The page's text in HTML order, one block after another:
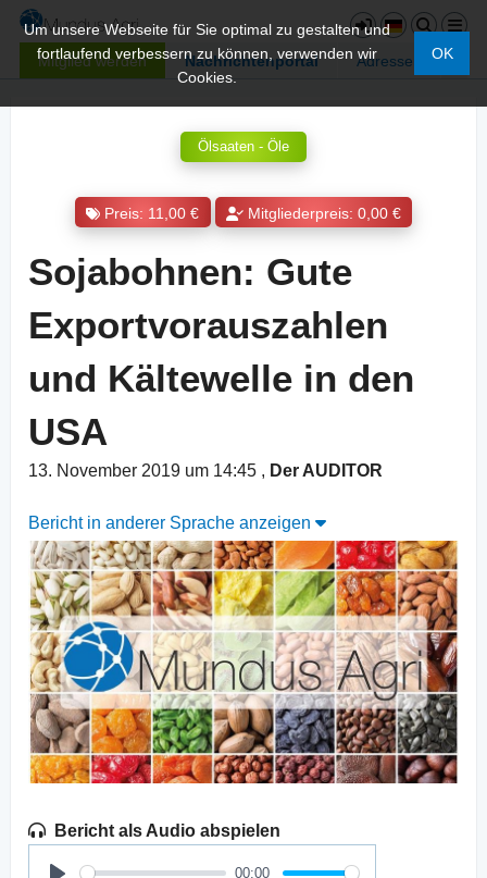
Mitglied werden Nachrichtenportal Adressen
Um unsere Webseite für Sie optimal zu gestalten und
fortlaufend verbessern zu können, verwenden wir
Cookies.
OK
Ölsaaten - Öle
Preis: 11,00 € Mitgliederpreis: 0,00 €
Sojabohnen: Gute
Exportvorauszahlen
und Kältewelle in den
USA
13. November 2019 um 14:45 , Der AUDITOR
Bericht in anderer Sprache anzeigen
Bericht als Audio abspielen
00:00